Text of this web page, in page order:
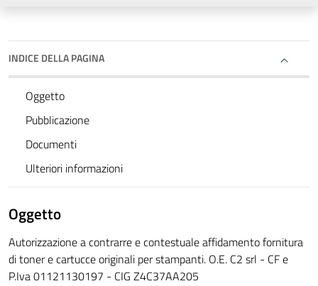
INDICE DELLA PAGINA
Oggetto
Pubblicazione
Documenti
Ulteriori informazioni
Oggetto
Autorizzazione a contrarre e contestuale affidamento fornitura
di toner e cartucce originali per stampanti. O.E. C2 srl - CF e
P.Iva 01121130197 - CIG Z4C37AA205